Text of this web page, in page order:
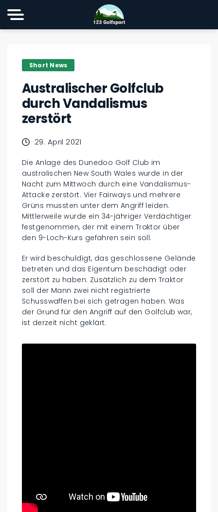
Short News
Australischer Golfclub
durch Vandalismus
zerstört
29. April 2021
Die Anlage des Dunedoo Golf Club im
australischen New South Wales wurde in der
Nacht zum Mittwoch durch eine Vandalismus-
Attacke zerstört. Vier Fairways und mehrere
Grüns mussten unter dem Angriff leiden.
Mittlerweile wurde ein 34-jähriger Verdächtiger
festgenommen, der mit einem Traktor über
den 9-Loch-Kurs gefahren sein soll.
Er wird beschuldigt, das geschlossene Gelände
betreten und das Eigentum beschädigt oder
zerstört zu haben. Zusätzlich zu dem Traktor
soll der Mann zwei nicht registrierte
Schusswaffen bei sich getragen haben. Was
der Grund für den Angriff auf den Golfclub war,
ist derzeit nicht geklärt.